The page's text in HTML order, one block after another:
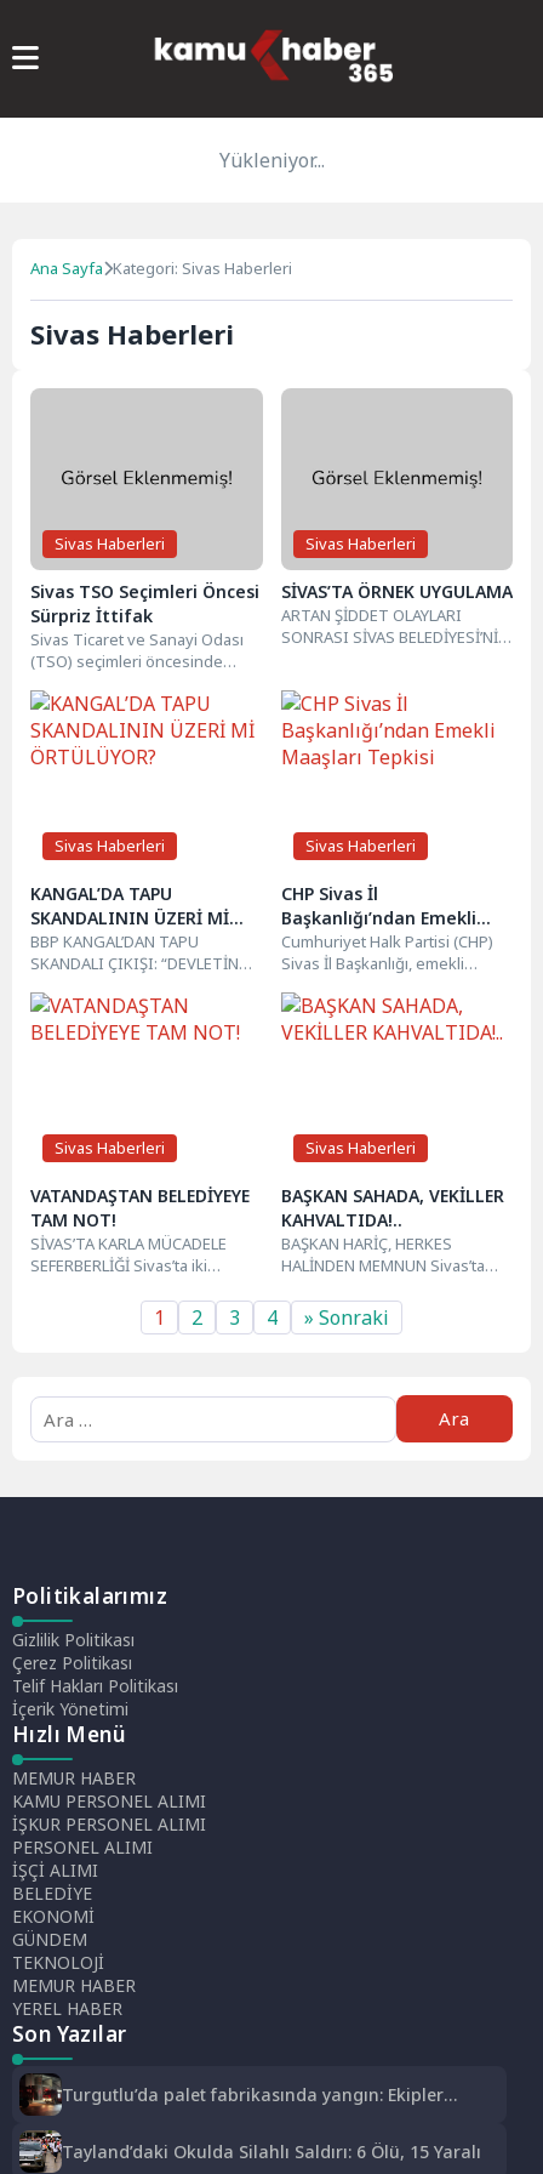
Yükleniyor...
Ana Sayfa Kategori: Sivas Haberleri
Sivas Haberleri
Sivas Haberleri
Sivas TSO Seçimleri Öncesi
Sürpriz İttifak
Sivas Ticaret ve Sanayi Odası
(TSO) seçimleri öncesinde
gelişme yaşandı. Daha...
Sivas Haberleri
SİVAS’TA ÖRNEK UYGULAMA
ARTAN ŞİDDET OLAYLARI
SONRASI SİVAS BELEDİYESİ’NİN
Belediyesi’nin eğitim
kurumlarında...
Sivas Haberleri
KANGAL’DA TAPU
SKANDALININ ÜZERİ Mİ
ÖRTÜLÜYOR?
BBP KANGAL’DAN TAPU
SKANDALI ÇIKIŞI: “DEVLETİN
DEĞİLDİR”Kangal Tapu
Müdürlüğü’nde görevli bir...
Sivas Haberleri
CHP Sivas İl
Başkanlığı’ndan Emekli
Maaşları Tepkisi
Cumhuriyet Halk Partisi (CHP)
Sivas İl Başkanlığı, emekli
oranlarına ilişkin yazılı bir...
Sivas Haberleri
VATANDAŞTAN BELEDİYEYE
TAM NOT!
SİVAS’TA KARLA MÜCADELE
SEFERBERLİĞİ Sivas’ta iki
yoğun kar yağışına rağmen,
Sivas Haberleri
BAŞKAN SAHADA, VEKİLLER
KAHVALTIDA!..
BAŞKAN HARİÇ, HERKES
HALİNDEN MEMNUN Sivas’ta
birlikte Belediye Başkanı Adem
Uzun...
1 2 3 4 » Sonraki
Politikalarımız
Gizlilik Politikası
Çerez Politikası
Telif Hakları Politikası
İçerik Yönetimi
Hızlı Menü
MEMUR HABER
KAMU PERSONEL ALIMI
İŞKUR PERSONEL ALIMI
PERSONEL ALIMI
İŞÇİ ALIMI
BELEDİYE
EKONOMİ
GÜNDEM
TEKNOLOJİ
MEMUR HABER
YEREL HABER
Son Yazılar
Turgutlu’da palet fabrikasında yangın: Ekipler
Tayland’daki Okulda Silahlı Saldırı: 6 Ölü, 15 Yaralı